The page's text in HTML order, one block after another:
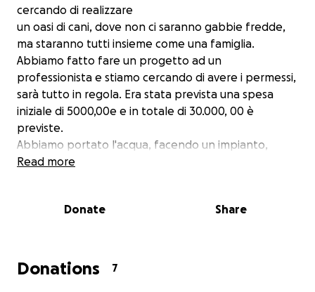
cercando di realizzare
un oasi di cani, dove non ci saranno gabbie fredde,
ma staranno tutti insieme come una famiglia.
Abbiamo fatto fare un progetto ad un
professionista e stiamo cercando di avere i permessi,
sarà tutto in regola. Era stata prevista una spesa
iniziale di 5000,00e e in totale di 30.000, 00 è
previste.
Abbiamo portato l'acqua, facendo un impianto,
abbiamo recintato tutto il perimetro di 4000m2.
nostro impegno quotidiano..
Ora abbiamo bisogno di Voi per poter continuare a
Read more
Donate Share
Donations 7